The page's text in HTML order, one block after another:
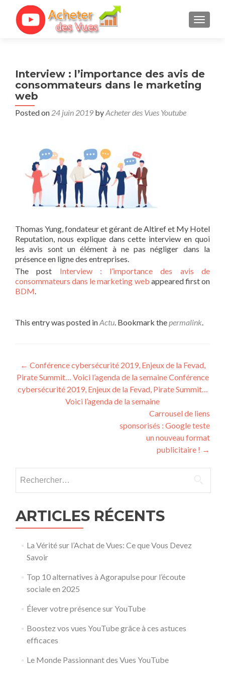
Interview : l’importance des avis de
consommateurs dans le marketing
web
Posted on 24 juin 2019 byAcheter des Vues Youtube
Thomas Yung, fondateur et gérant de Altiref et My Hotel
Reputation, nous explique dans cette interview en quoi
les avis sont un élément à ne pas négliger dans la
présence en ligne des entreprises.
The post Interview : l’importance des avis de
consommateurs dans le marketing web appeared first on
BDM.
This entry was posted inActu. Bookmark thepermalink.
Post navigation
← Conférence cybersécurité 2019, Enjeux de la Fevad,
Pirate Summit… Voici l’agenda de la semaine Conférence
cybersécurité 2019, Enjeux de la Fevad, Pirate Summit…
Voici l’agenda de la semaine
Carrousel de liens
sponsorisés : Google teste
un nouveau format
publicitaire ! →
ARTICLES RÉCENTS
La Vérité sur l’Achat de Vues: Ce que Vous Devez
Savoir
Top 10 alternatives à Agorapulse pour l’écoute
sociale en 2025
Élever votre présence sur YouTube
Boostez vos vues YouTube grâce à ces astuces
efficaces
Le Monde Passionnant des Vues YouTube